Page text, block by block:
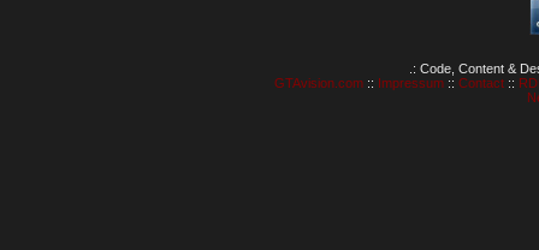
.: Code, Content &
GTAvision.com:: Impressum:: Contact::